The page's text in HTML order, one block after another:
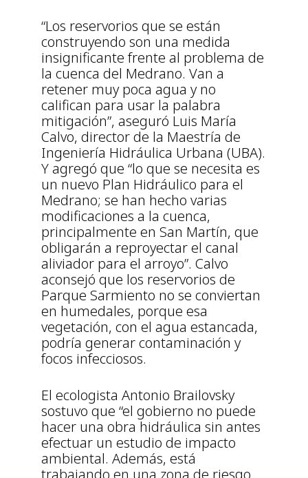
“Los reservorios que se están
construyendo son una medida
insignificante frente al problema de
la cuenca del Medrano. Van a
retener muy poca agua y no
califican para usar la palabra
mitigación”, aseguró Luis María
Calvo, director de la Maestría de
Ingeniería Hidráulica Urbana (UBA).
Y agregó que “lo que se necesita es
un nuevo Plan Hidráulico para el
Medrano; se han hecho varias
modificaciones a la cuenca,
principalmente en San Martín, que
obligarán a reproyectar el canal
aliviador para el arroyo”. Calvo
aconsejó que los reservorios de
Parque Sarmiento no se conviertan
en humedales, porque esa
vegetación, con el agua estancada,
podría generar contaminación y
focos infecciosos.
El ecologista Antonio Brailovsky
sostuvo que “el gobierno no puede
hacer una obra hidráulica sin antes
efectuar un estudio de impacto
ambiental. Además, está